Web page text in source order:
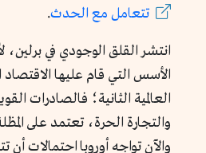
تتعامل مع الحدث.
انتشر القلق الوجودي في
الأسس التي قام عليها الاقتصاد
العالمية الثانية؛ فالصادرات
والتجارة الحرة، تعتمد على
والآن تواجه أوروبا احتمالات أن